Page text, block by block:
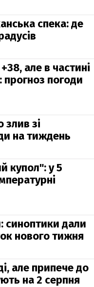
спека: де
але в частині
погоди
злив зі
на тиждень
купол": у 5
синоптики дали
нового тижня
але припече до
на 2 серпня